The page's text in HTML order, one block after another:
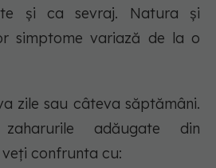
și ca sevraj. Natura și
simptome variază de la o
zile sau câteva săptămâni.
adăugate din
confrunta cu: